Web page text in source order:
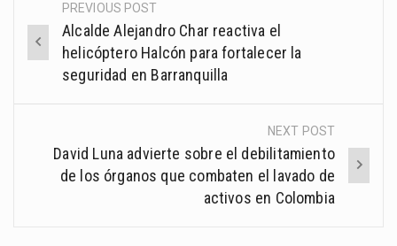
Post
navigation
PREVIOUS POST
Alcalde Alejandro Char reactiva el
helicóptero Halcón para fortalecer la
seguridad en Barranquilla
NEXT POST
David Luna advierte sobre el debilitamiento
de los órganos que combaten el lavado de
activos en Colombia